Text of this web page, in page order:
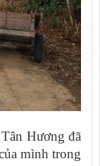
Hương đã
mình trong